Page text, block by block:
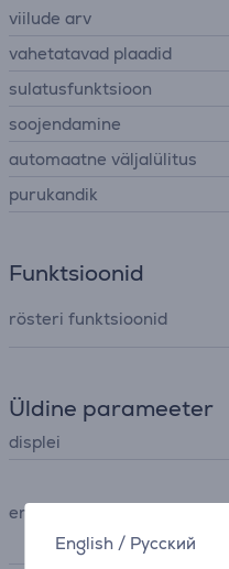
English / Русский
viilude arv
vahetatavad plaadid
sulatusfunktsioon
soojendamine
automaatne väljalülitus
purukandik
Funktsioonid
rösteri funktsioonid
Üldine parameeter
displei
eriomadused